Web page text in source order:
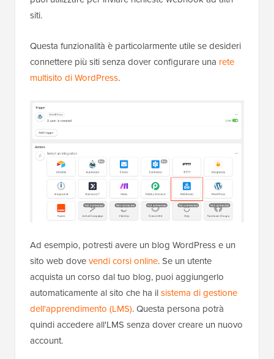
siti.
Questa funzionalità è particolarmente utile se desideri
connettere più siti senza dover configurare una rete
multisito di WordPress.
Ad esempio, potresti avere un blog WordPress e un
sito web dovevendi corsi online. Se un utente
acquista un corso dal tuo blog, puoi aggiungerlo
automaticamente al sito che ha ilsistema di gestione
dell'apprendimento (LMS). Questa persona potrà
quindi accedere all'LMS senza dover creare un nuovo
account.